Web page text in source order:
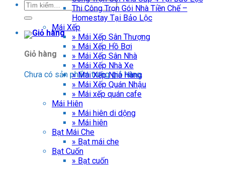
Giỏ hàng
Chưa có sản phẩm trong giỏ hàng.
Thi Công Trọn Gói Nhà Tiền Chế –
Homestay Tại Bảo Lộc
Mái Xếp
» Mái Xếp Sân Thượng
» Mái Xếp Hồ Bơi
» Mái Xếp Sân Nhà
» Mái Xếp Nhà Xe
» Mái Xếp Nhà Hàng
» Mái Xếp Quán Nhậu
» Mái xếp quán cafe
Mái Hiên
» Mái hiên di dộng
» Mái hiên
Bạt Mái Che
» Bạt mái che
Bạt Cuốn
» Bạt cuốn